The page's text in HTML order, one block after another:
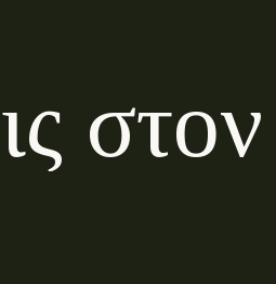
ις στον